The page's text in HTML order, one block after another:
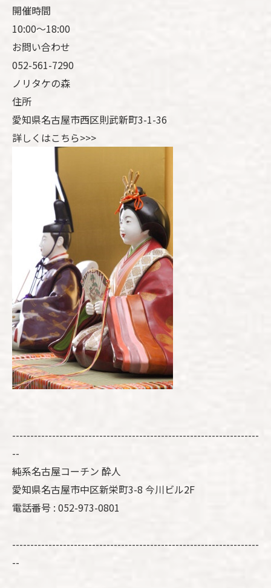
開催時間
10:00～18:00
お問い合わせ
052-561-7290
ノリタケの森
住所
愛知県名古屋市西区則武新町3-1-36
詳しくはこちら>>>
--------------------------------------------------------------------
--
純系名古屋コーチン 酔人
愛知県名古屋市中区新栄町3-8 今川ビル2F
電話番号 : 052-973-0801
--------------------------------------------------------------------
--